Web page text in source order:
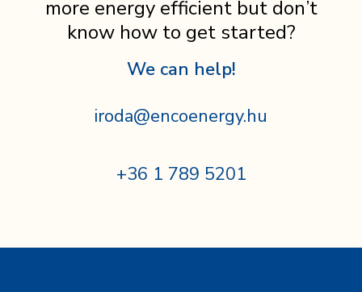
more energy efficient but don’t
know how to get started?
We can help!
iroda@encoenergy.hu
+36 1 789 5201